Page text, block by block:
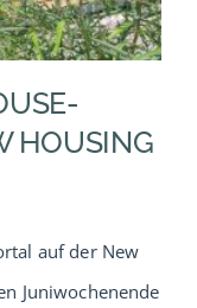
HOUSING
auf der New
Juniwochenende